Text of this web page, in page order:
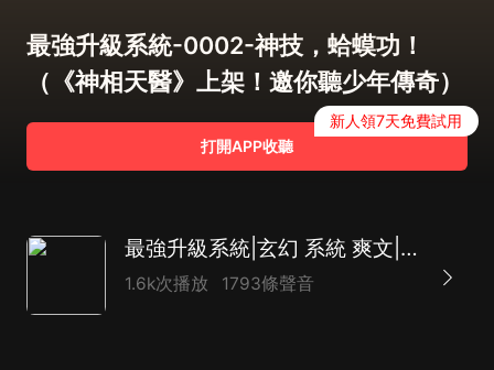
最強升級系統-0002-神技，蛤蟆功！
（《神相天醫》上架！邀你聽少年傳奇）
打開APP收聽
新人領7天免費試用
最強升級系統|玄幻 系統 爽文|多人有聲劇
1.6k次播放 1793條聲音